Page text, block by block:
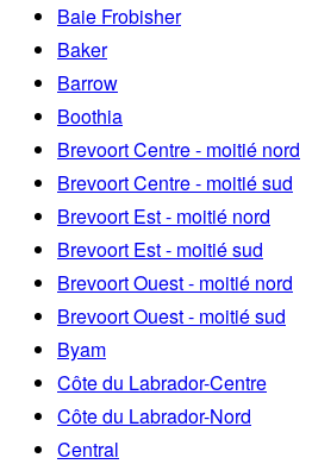
Baie Frobisher
Baker
Barrow
Boothia
Brevoort Centre - moitié nord
Brevoort Centre - moitié sud
Brevoort Est - moitié nord
Brevoort Est - moitié sud
Brevoort Ouest - moitié nord
Brevoort Ouest - moitié sud
Byam
Côte du Labrador-Centre
Côte du Labrador-Nord
Central